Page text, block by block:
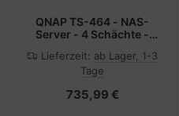
QNAP TS-464 - NAS-
Server - 4 Schächte -
Lieferzeit: ab Lager, 1-3
Tage
735,99 €